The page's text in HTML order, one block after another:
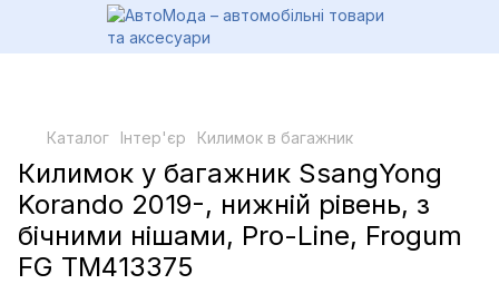
Каталог Інтер'єр Килимок в багажник
Килимок у багажник SsangYong
Korando 2019-, нижній рівень, з
бічними нішами, Pro-Line, Frogum
FG TM413375